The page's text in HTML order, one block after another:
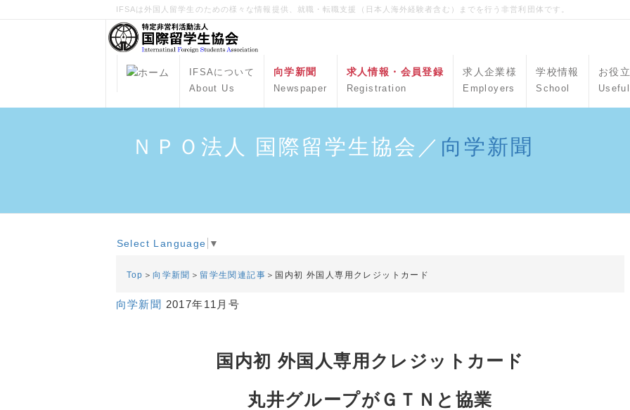
IFSAは外国人留学生のための様々な情報提供、就職・転職支援（日本人海外経験者含む）までを行う非営利団体です。
IFSAについて
About Us
向学新聞
Newspaper
求人情報・会員登録
Registration
求人企業様
Employers
学校情報
School
お役
ＮＰＯ法人 国際留学生協会／ 向学新聞
Select Language ▼
Top ＞向学新聞 ＞ 留学生関連記事 ＞国内初 外国人専用クレジットカード
向学新聞 2017年11月号
国内初 外国人専用クレジットカード
丸井グループがＧＴＮと協業